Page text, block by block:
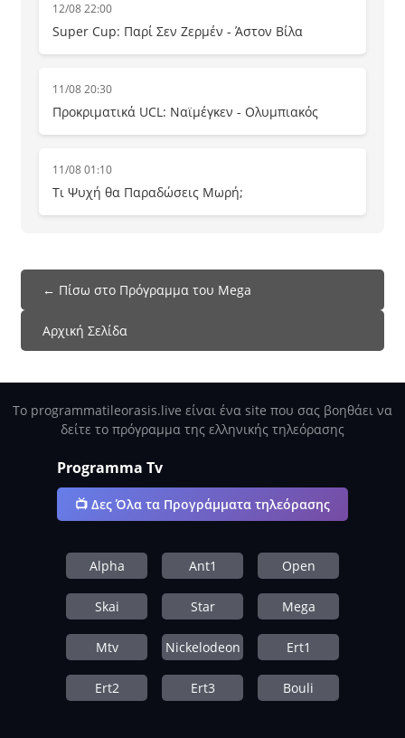
12/08 22:00
Super Cup: Παρί Σεν Ζερμέν - Άστον Βίλα
11/08 20:30
Προκριματικά UCL: Ναϊμέγκεν - Ολυμπιακός
11/08 01:10
Τι Ψυχή θα Παραδώσεις Μωρή;
← Πίσω στο Πρόγραμμα του Mega
Αρχική Σελίδα
Το programmatileorasis.live είναι ένα site που σας βοηθάει να
δείτε το πρόγραμμα της ελληνικής τηλεόρασης
Programma Tv
📺 Δες Όλα τα Προγράμματα τηλεόρασης
Alpha Ant1 Open
Skai Star Mega
Mtv Nickelodeon Ert1
Ert2 Ert3 Bouli